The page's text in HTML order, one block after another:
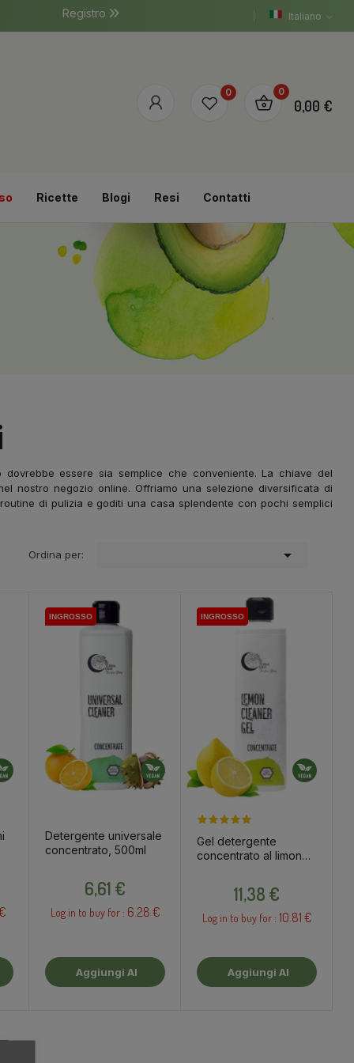
Italiano
Registro
0 0
0,00 €
Ricette Blogi Resi Contatti
essere sia semplice che conveniente. La chiave del
nostro negozio online. Offriamo una selezione diversificata di
di pulizia e goditi una casa splendente con pochi semplici
Ordina per: 
INGROSSO
INGROSSO
INGROSSO
Detergente universale
concentrato, 500ml
6,61 €
Log in to buy for : 6.28 €
INGROSSO
INGROSSO
INGROSSO
INGROSSO
Gel detergente
concentrato al limone,
11,38 €
Log in to buy for : 10.81 €